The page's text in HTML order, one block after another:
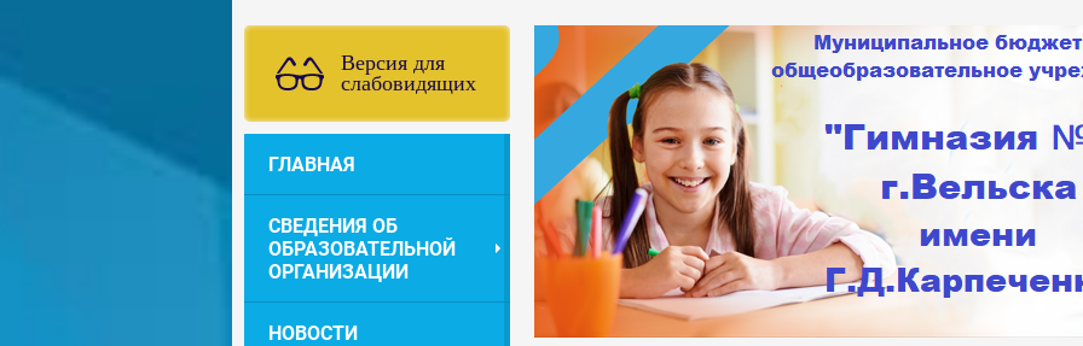
Версия для
слабовидящих
ГЛАВНАЯ
СВЕДЕНИЯ ОБ
ОБРАЗОВАТЕЛЬНОЙ
ОРГАНИЗАЦИИ
НОВОСТИ